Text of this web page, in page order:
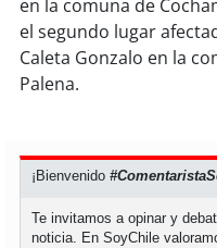
soypuertomontt
en la comuna de
el segundo lugar
Caleta Gonzalo en la
Palena.
¡Bienvenido
Te invitamos a opinar y
noticia. En SoyChile